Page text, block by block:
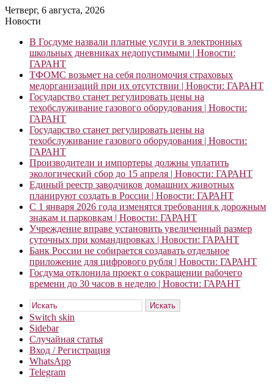
Четверг, 6 августа, 2026
Новости
В Госдуме назвали платные услуги в электронных
школьных дневниках недопустимыми | Новости:
ГАРАНТ
ТФОМС возьмет на себя полномочия страховых
медорганизаций при их отсутствии | Новости: ГАРАНТ
Государство станет регулировать цены на
техобслуживание газового оборудования | Новости:
ГАРАНТ
Государство станет регулировать цены на
техобслуживание газового оборудования | Новости:
ГАРАНТ
Производители и импортеры должны уплатить
экологический сбор до 15 апреля | Новости: ГАРАНТ
Единый реестр заводчиков домашних животных
планируют создать в России | Новости: ГАРАНТ
С 1 января 2026 года изменятся требования к дорожным
знакам и парковкам | Новости: ГАРАНТ
Учреждение вправе установить увеличенный размер
суточных при командировках | Новости: ГАРАНТ
Банк России не собирается создавать отдельное
приложение для цифрового рубля | Новости: ГАРАНТ
Госдума отклонила проект о сокращении рабочего
времени до 30 часов в неделю | Новости: ГАРАНТ
Искать
Switch skin
Sidebar
Случайная статья
Вход / Регистрация
WhatsApp
Telegram